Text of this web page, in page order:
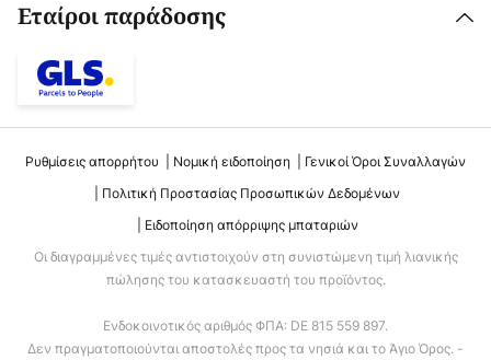
Εταίροι παράδοσης
Ρυθμίσεις απορρήτου Νομική ειδοποίηση
Γενικοί Όροι Συναλλαγών
Πολιτική Προστασίας Προσωπικών Δεδομένων
Ειδοποίηση απόρριψης μπαταριών
Οι διαγραμμένες τιμές αντιστοιχούν στη συνιστώμενη τιμή λιανικής
πώλησης του κατασκευαστή του προϊόντος.
Ενδοκοινοτικός αριθμός ΦΠΑ: DE 815 559 897.
Δεν πραγματοποιούνται αποστολές προς τα νησιά και το Άγιο Όρος. -